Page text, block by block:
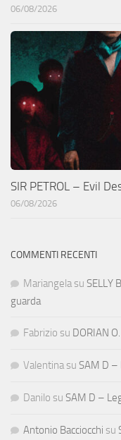
06/08/2026
SIR PETROL – Evil
06/08/2026
COMMENTI RECENTI
Mariangela su SELLY
guarda
Fabrizio su DORIAN
Valentina su SAM D –
Danilo su SAM D –
Antonio Bacciocchi su